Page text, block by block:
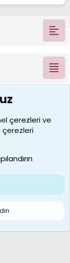
çerezlerive
çerezleri